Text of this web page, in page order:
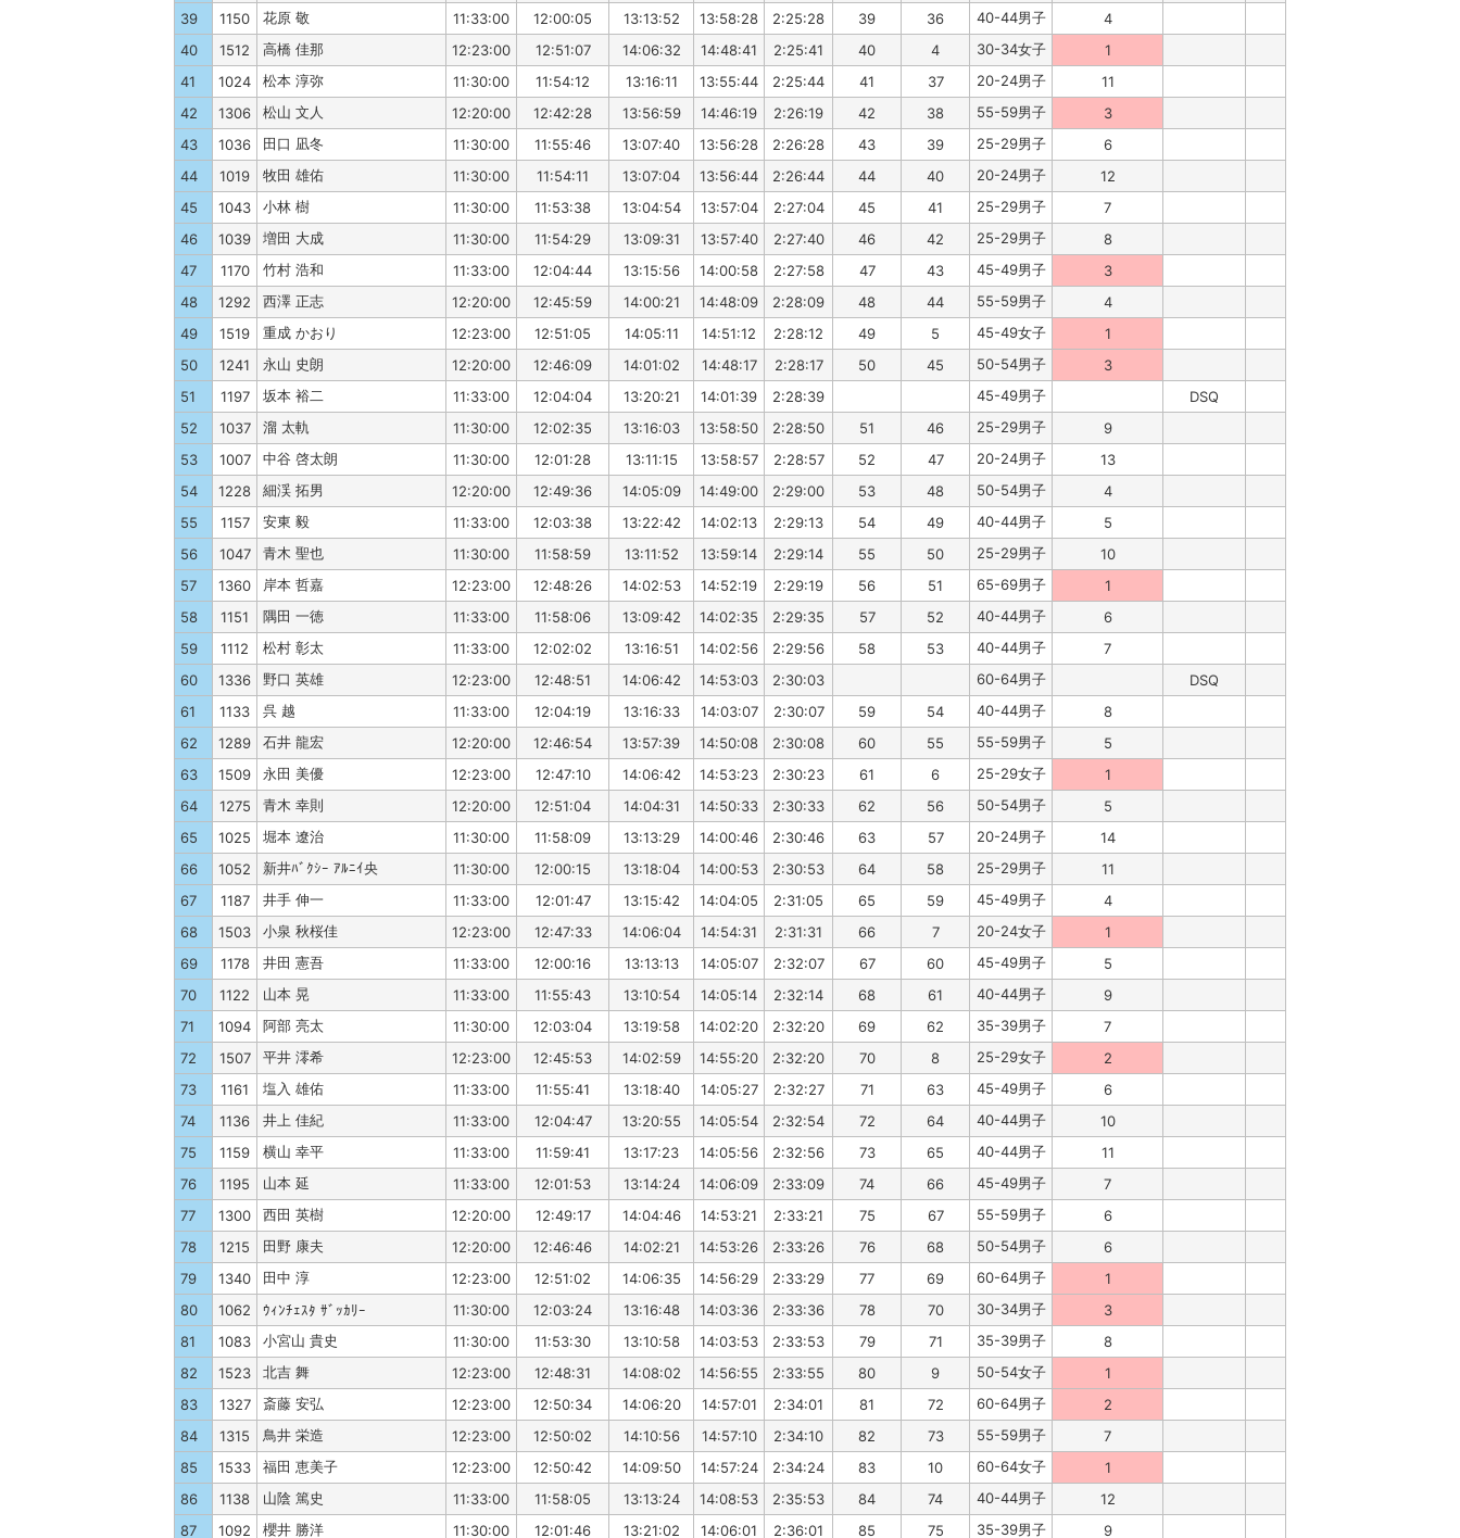
39
1150 花原 敬 11:33:00 12:00:05 13:13:52 13:58:28 2:25:28 39 36 40-44男子
4
40
1512 高橋 佳那 12:23:00 12:51:07 14:06:32 14:48:41 2:25:41 40 4 30-34女子
1
41
1024 松本 淳弥 11:30:00 11:54:12 13:16:11 13:55:44 2:25:44 41 37 20-24男子
11
42
1306 松山 文人 12:20:00 12:42:28 13:56:59 14:46:19 2:26:19 42 38 55-59男子
3
43
1036 田口 凪冬 11:30:00 11:55:46 13:07:40 13:56:28 2:26:28 43 39 25-29男子
6
44
1019 牧田 雄佑 11:30:00 11:54:11 13:07:04 13:56:44 2:26:44 44 40 20-24男子
12
45
1043 小林 樹 11:30:00 11:53:38 13:04:54 13:57:04 2:27:04 45 41 25-29男子
7
46
1039 増田 大成 11:30:00 11:54:29 13:09:31 13:57:40 2:27:40 46 42 25-29男子
8
47
1170 竹村 浩和 11:33:00 12:04:44 13:15:56 14:00:58 2:27:58 47 43 45-49男子
3
48
1292 西澤 正志 12:20:00 12:45:59 14:00:21 14:48:09 2:28:09 48 44 55-59男子
4
49
1519 重成 かおり 12:23:00 12:51:05 14:05:11 14:51:12 2:28:12 49 5 45-49女子
1
50
1241 永山 史朗 12:20:00 12:46:09 14:01:02 14:48:17 2:28:17 50 45 50-54男子
3
51
1197 坂本 裕二 11:33:00 12:04:04 13:20:21 14:01:39 2:28:39 45-49男子
DSQ
52
1037 溜 太軌 11:30:00 12:02:35 13:16:03 13:58:50 2:28:50 51 46 25-29男子
9
53
1007 中谷 啓太朗 11:30:00 12:01:28 13:11:15 13:58:57 2:28:57 52 47 20-24男子
13
54
1228 細渓 拓男 12:20:00 12:49:36 14:05:09 14:49:00 2:29:00 53 48 50-54男子
4
55
1157 安東 毅 11:33:00 12:03:38 13:22:42 14:02:13 2:29:13 54 49 40-44男子
5
56
1047 青木 聖也 11:30:00 11:58:59 13:11:52 13:59:14 2:29:14 55 50 25-29男子
10
57
1360 岸本 哲嘉 12:23:00 12:48:26 14:02:53 14:52:19 2:29:19 56 51 65-69男子
1
58
1151 隅田 一徳 11:33:00 11:58:06 13:09:42 14:02:35 2:29:35 57 52 40-44男子
6
59
1112 松村 彰太 11:33:00 12:02:02 13:16:51 14:02:56 2:29:56 58 53 40-44男子
7
60
1336 野口 英雄 12:23:00 12:48:51 14:06:42 14:53:03 2:30:03 60-64男子
DSQ
61
1133 呉 越 11:33:00 12:04:19 13:16:33 14:03:07 2:30:07 59 54 40-44男子
8
62
1289 石井 龍宏 12:20:00 12:46:54 13:57:39 14:50:08 2:30:08 60 55 55-59男子
5
63
1509 永田 美優 12:23:00 12:47:10 14:06:42 14:53:23 2:30:23 61 6 25-29女子
1
64
1275 青木 幸則 12:20:00 12:51:04 14:04:31 14:50:33 2:30:33 62 56 50-54男子
5
65
1025 堀本 遼治 11:30:00 11:58:09 13:13:29 14:00:46 2:30:46 63 57 20-24男子
14
66
1052 新井ﾊﾞｸｼｰ ｱﾙﾆｲ央 11:30:00 12:00:15 13:18:04 14:00:53 2:30:53 64 58 25-29男子
11
67
1187 井手 伸一 11:33:00 12:01:47 13:15:42 14:04:05 2:31:05 65 59 45-49男子
4
68
1503 小泉 秋桜佳 12:23:00 12:47:33 14:06:04 14:54:31 2:31:31 66 7 20-24女子
1
69
1178 井田 憲吾 11:33:00 12:00:16 13:13:13 14:05:07 2:32:07 67 60 45-49男子
5
70
1122 山本 晃 11:33:00 11:55:43 13:10:54 14:05:14 2:32:14 68 61 40-44男子
9
71
1094 阿部 亮太 11:30:00 12:03:04 13:19:58 14:02:20 2:32:20 69 62 35-39男子
7
72
1507 平井 澪希 12:23:00 12:45:53 14:02:59 14:55:20 2:32:20 70 8 25-29女子
2
73
1161 塩入 雄佑 11:33:00 11:55:41 13:18:40 14:05:27 2:32:27 71 63 45-49男子
6
74
1136 井上 佳紀 11:33:00 12:04:47 13:20:55 14:05:54 2:32:54 72 64 40-44男子
10
75
1159 横山 幸平 11:33:00 11:59:41 13:17:23 14:05:56 2:32:56 73 65 40-44男子
11
76
1195 山本 延 11:33:00 12:01:53 13:14:24 14:06:09 2:33:09 74 66 45-49男子
7
77
1300 西田 英樹 12:20:00 12:49:17 14:04:46 14:53:21 2:33:21 75 67 55-59男子
6
78
1215 田野 康夫 12:20:00 12:46:46 14:02:21 14:53:26 2:33:26 76 68 50-54男子
6
79
1340 田中 淳 12:23:00 12:51:02 14:06:35 14:56:29 2:33:29 77 69 60-64男子
1
80
1062 ｳｨﾝﾁｪｽﾀ ｻﾞｯｶﾘｰ 11:30:00 12:03:24 13:16:48 14:03:36 2:33:36 78 70 30-34男子
3
81
1083 小宮山 貴史 11:30:00 11:53:30 13:10:58 14:03:53 2:33:53 79 71 35-39男子
8
82
1523 北吉 舞 12:23:00 12:48:31 14:08:02 14:56:55 2:33:55 80 9 50-54女子
1
83
1327 斎藤 安弘 12:23:00 12:50:34 14:06:20 14:57:01 2:34:01 81 72 60-64男子
2
84
1315 鳥井 栄造 12:23:00 12:50:02 14:10:56 14:57:10 2:34:10 82 73 55-59男子
7
85
1533 福田 恵美子 12:23:00 12:50:42 14:09:50 14:57:24 2:34:24 83 10 60-64女子
1
86
1138 山陰 篤史 11:33:00 11:58:05 13:13:24 14:08:53 2:35:53 84 74 40-44男子
12
87
1092 櫻井 勝洋 11:30:00 12:01:46 13:21:02 14:06:01 2:36:01 85 75 35-39男子
9